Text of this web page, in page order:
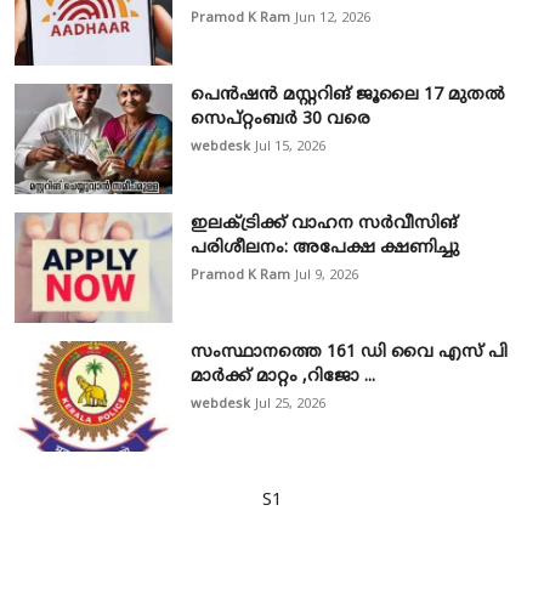
Pramod K Ram Jun 12, 2026
പെൻഷൻ മസ്റ്ററിങ് ജൂലൈ 17 മുതൽ
സെപ്റ്റംബർ 30 വരെ
webdesk Jul 15, 2026
ഇലക്ട്രിക്ക് വാഹന സർവീസിങ്
പരിശീലനം: അപേക്ഷ ക്ഷണിച്ചു
Pramod K Ram Jul 9, 2026
സംസ്ഥാനത്തെ 161 ഡി വൈ എസ് പി
മാർക്ക് മാറ്റം ,റിജോ ...
webdesk Jul 25, 2026
S1